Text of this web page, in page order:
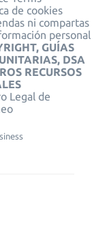
de cookies
ni compartas
personal
GUÍAS
DSA
RECURSOS
Legal de